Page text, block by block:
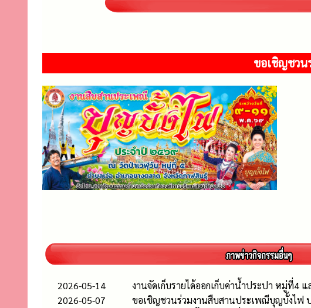
ขอเชิญชว
2026-05-14
งานจัดเก็บรายได้ออกเก็บค่าน้ำประปา หมู่ที่4
2026-05-07
ขอเชิญชวนร่วมงานสืบสานประเพณีบุญบั้งไฟ